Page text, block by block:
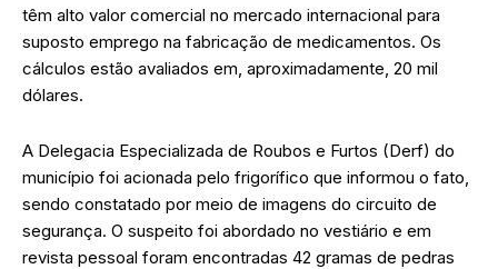
têm alto valor comercial no mercado internacional para
suposto emprego na fabricação de medicamentos. Os
cálculos estão avaliados em, aproximadamente, 20 mil
dólares.
A Delegacia Especializada de Roubos e Furtos (Derf) do
município foi acionada pelo frigorífico que informou o fato,
sendo constatado por meio de imagens do circuito de
segurança. O suspeito foi abordado no vestiário e em
revista pessoal foram encontradas 42 gramas de pedras